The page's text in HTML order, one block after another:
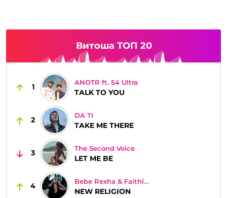
Витоша ТОП 20
1
ANOTR ft. 54 Ultra
TALK TO YOU
2
DA TI
TAKE ME THERE
3
The Second Voice
LET ME BE
4
Bebe Rexha & Faithless
NEW RELIGION